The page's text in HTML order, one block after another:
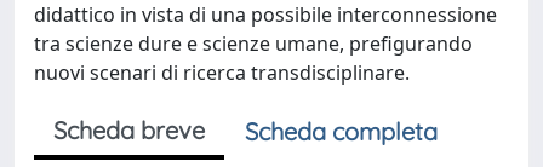
didattico in vista di una possibile interconnessione
tra scienze dure e scienze umane, prefigurando
nuovi scenari di ricerca transdisciplinare.
Scheda breve
Scheda completa